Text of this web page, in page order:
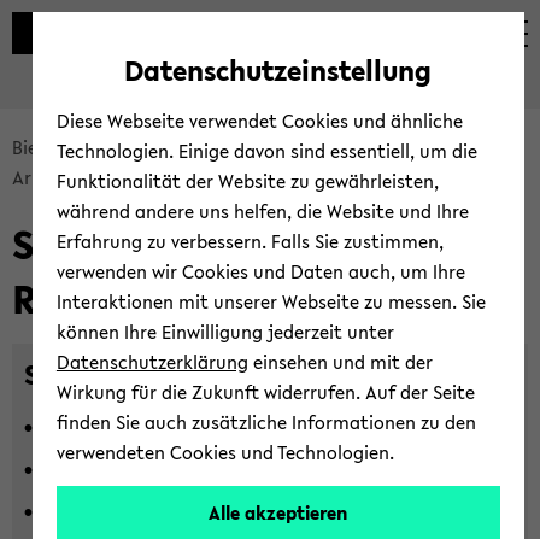
Automatische
vermeiden
zum
wechseln
zum
wechseln
zum
wechseln
Bread­
crumb
sprin­
gen
und
Haupt­
me­
wech­
seln
Bie­le­fel­der IT-​Servicezentrum
Ser­vices
Arbeitsplatz-​Systeme
PC-​Räume
Soft­ware­aus­stat­tung PC-​
Räume
Stan­dard Windows-​PC
Atlas.Ti (Li­zenz muss selbst mit­ge­bracht wer­den)
Datenschutzeinstellung
Diese Webseite verwendet Cookies und ähnliche
Technologien. Einige davon sind essentiell, um die
Funktionalität der Website zu gewährleisten,
während andere uns helfen, die Website und Ihre
Erfahrung zu verbessern. Falls Sie zustimmen,
verwenden wir Cookies und Daten auch, um Ihre
Interaktionen mit unserer Webseite zu messen. Sie
können Ihre Einwilligung jederzeit unter
Datenschutzerklärung einsehen und mit der
Wirkung für die Zukunft widerrufen. Auf der Seite
finden Sie auch zusätzliche Informationen zu den
verwendeten Cookies und Technologien.
Alle akzeptieren